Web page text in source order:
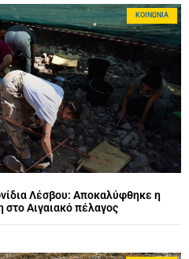
ΚΟΙΝΩΝΊΑ
Λέσβου: Αποκαλύφθηκε η
στο Αιγαιακό πέλαγος